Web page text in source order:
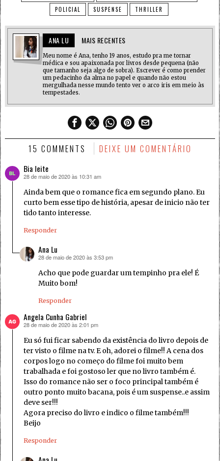
POLICIAL
SUSPENSE THRILLER
ANA LU MAIS RECENTES
Meu nome é Ana, tenho 19 anos, estudo pra me tornar
médica e sou apaixonada por livros desde pequena (não
que tamanho seja algo de sobra). Escrever é como prender
um pedacinho da alma no papel e quando não estou
mergulhada nesse mundo tento ver o arco iris em meio às
tempestades.
15 COMMENTS DEIXE UM COMENTÁRIO
Bia leite
disse:
28 de maio de 2020 às 10:31 am
Ainda bem que o romance fica em segundo plano. Eu
curto bem esse tipo de história, apesar de inicio não ter
tido tanto interesse.
Responder
Ana Lu
disse:
28 de maio de 2020 às 3:53 pm
Acho que pode guardar um tempinho pra ele! É
Muito bom!
Responder
Angela Cunha Gabriel
disse:
28 de maio de 2020 às 2:01 pm
Eu só fui ficar sabendo da existência do livro depois de
ter visto o filme na tv. E oh, adorei o filme!! A cena dos
corpos logo no começo do filme foi muito bem
trabalhada e foi gostoso ler que no livro também é.
Isso do romance não ser o foco principal também é
outro ponto muito bacana, pois é um suspense..e assim
deve ser!!!
Agora preciso do livro e indico o filme também!!!
Beijo
Responder